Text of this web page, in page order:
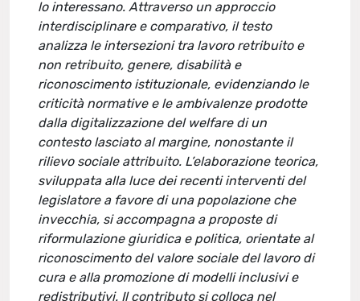
lo interessano. Attraverso un approccio
interdisciplinare e comparativo, il testo
analizza le intersezioni tra lavoro retribuito e
non retribuito, genere, disabilità e
riconoscimento istituzionale, evidenziando le
criticità normative e le ambivalenze prodotte
dalla digitalizzazione del welfare di un
contesto lasciato al margine, nonostante il
rilievo sociale attribuito. L’elaborazione teorica,
sviluppata alla luce dei recenti interventi del
legislatore a favore di una popolazione che
invecchia, si accompagna a proposte di
riformulazione giuridica e politica, orientate al
riconoscimento del valore sociale del lavoro di
cura e alla promozione di modelli inclusivi e
redistributivi. Il contributo si colloca nel